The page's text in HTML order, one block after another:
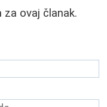
ovaj članak.